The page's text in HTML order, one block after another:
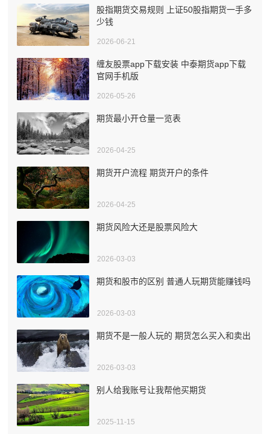
股指期货交易规则 上证50股指期货一手多
少钱
2026-06-21
缠友股票app下载安装 中泰期货app下载
官网手机版
2026-05-26
期货最小开仓量一览表
2026-04-25
期货开户流程 期货开户的条件
2026-04-25
期货风险大还是股票风险大
2026-03-03
期货和股市的区别 普通人玩期货能赚钱吗
2026-03-03
期货不是一般人玩的 期货怎么买入和卖出
2026-03-03
别人给我账号让我帮他买期货
2025-11-15